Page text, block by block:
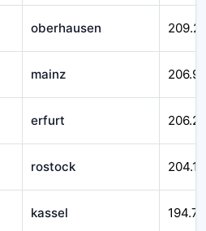
oberhausen
mainz
erfurt
rostock
kassel